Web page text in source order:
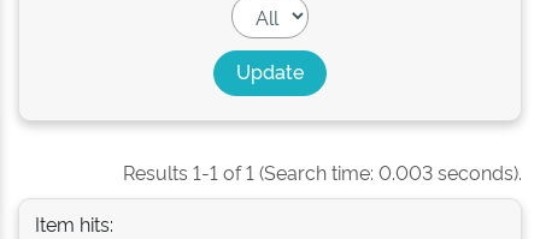
Results 1-1 of 1 (Search time: 0.003 seconds).
Item hits: